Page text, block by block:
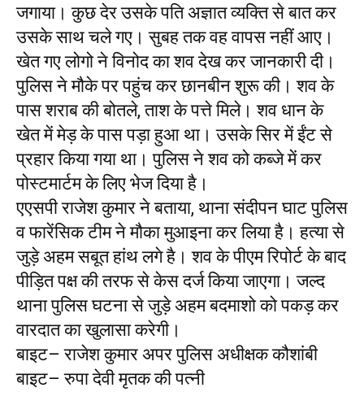
जगाया। कुछ देर उसके पति अज्ञात व्यक्ति से बात कर
उसके साथ चले गए। सुबह तक वह वापस नहीं आए।
खेत गए लोगो ने विनोद का शव देख कर जानकारी दी।
पुलिस ने मौके पर पहुंच कर छानबीन शुरू की। शव के
पास शराब की बोतले, ताश के पत्ते मिले। शव धान के
खेत में मेड़ के पास पड़ा हुआ था। उसके सिर में ईंट से
प्रहार किया गया था। पुलिस ने शव को कब्जे में कर
पोस्टमार्टम के लिए भेज दिया है।
एएसपी राजेश कुमार ने बताया, थाना संदीपन घाट पुलिस
व फारेंसिक टीम ने मौका मुआइना कर लिया है। हत्या से
जुड़े अहम सबूत हांथ लगे है। शव के पीएम रिपोर्ट के बाद
पीड़ित पक्ष की तरफ से केस दर्ज किया जाएगा। जल्द
थाना पुलिस घटना से जुड़े अहम बदमाशो को पकड़ कर
वारदात का खुलासा करेगी।
बाइट– राजेश कुमार अपर पुलिस अधीक्षक कौशांबी
बाइट– रुपा देवी मृतक की पत्नी